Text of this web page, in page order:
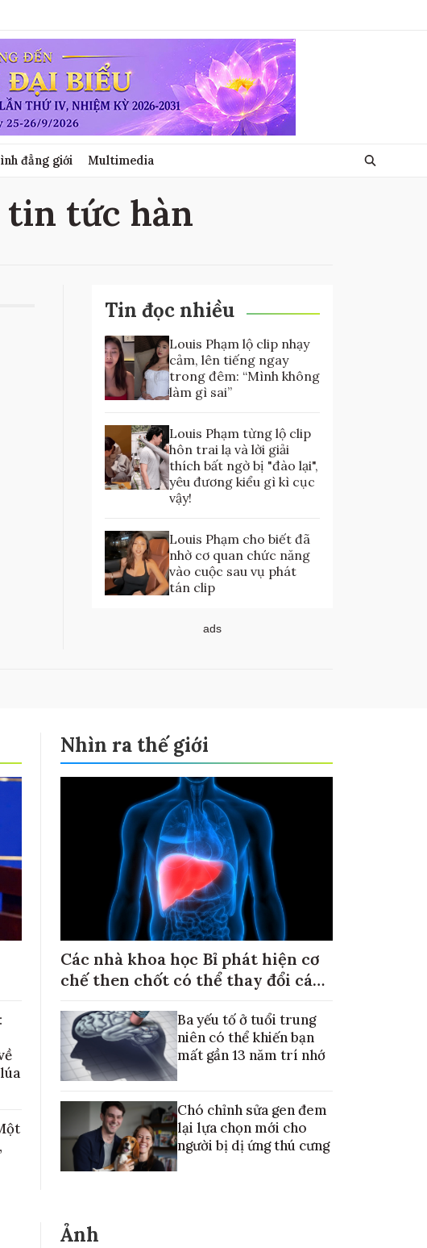
đẳng giới Multimedia
tin tức hàn
Tin đọc nhiều
Louis Phạm lộ clip nhạy
cảm, lên tiếng ngay
trong đêm: “Mình không
làm gì sai”
Louis Phạm từng lộ clip
hôn trai lạ và lời giải
thích bất ngờ bị "đào lại",
yêu đương kiểu gì kì cục
vậy!
Louis Phạm cho biết đã
nhờ cơ quan chức năng
vào cuộc sau vụ phát
tán clip
ads
Nhìn ra thế giới
Các nhà khoa học Bỉ phát hiện cơ
chế then chốt có thể thay đổi cách
Ba yếu tố ở tuổi trung
niên có thể khiến bạn
mất gần 13 năm trí nhớ
Chó chỉnh sửa gen đem
lại lựa chọn mới cho
người bị dị ứng thú cưng
Ảnh